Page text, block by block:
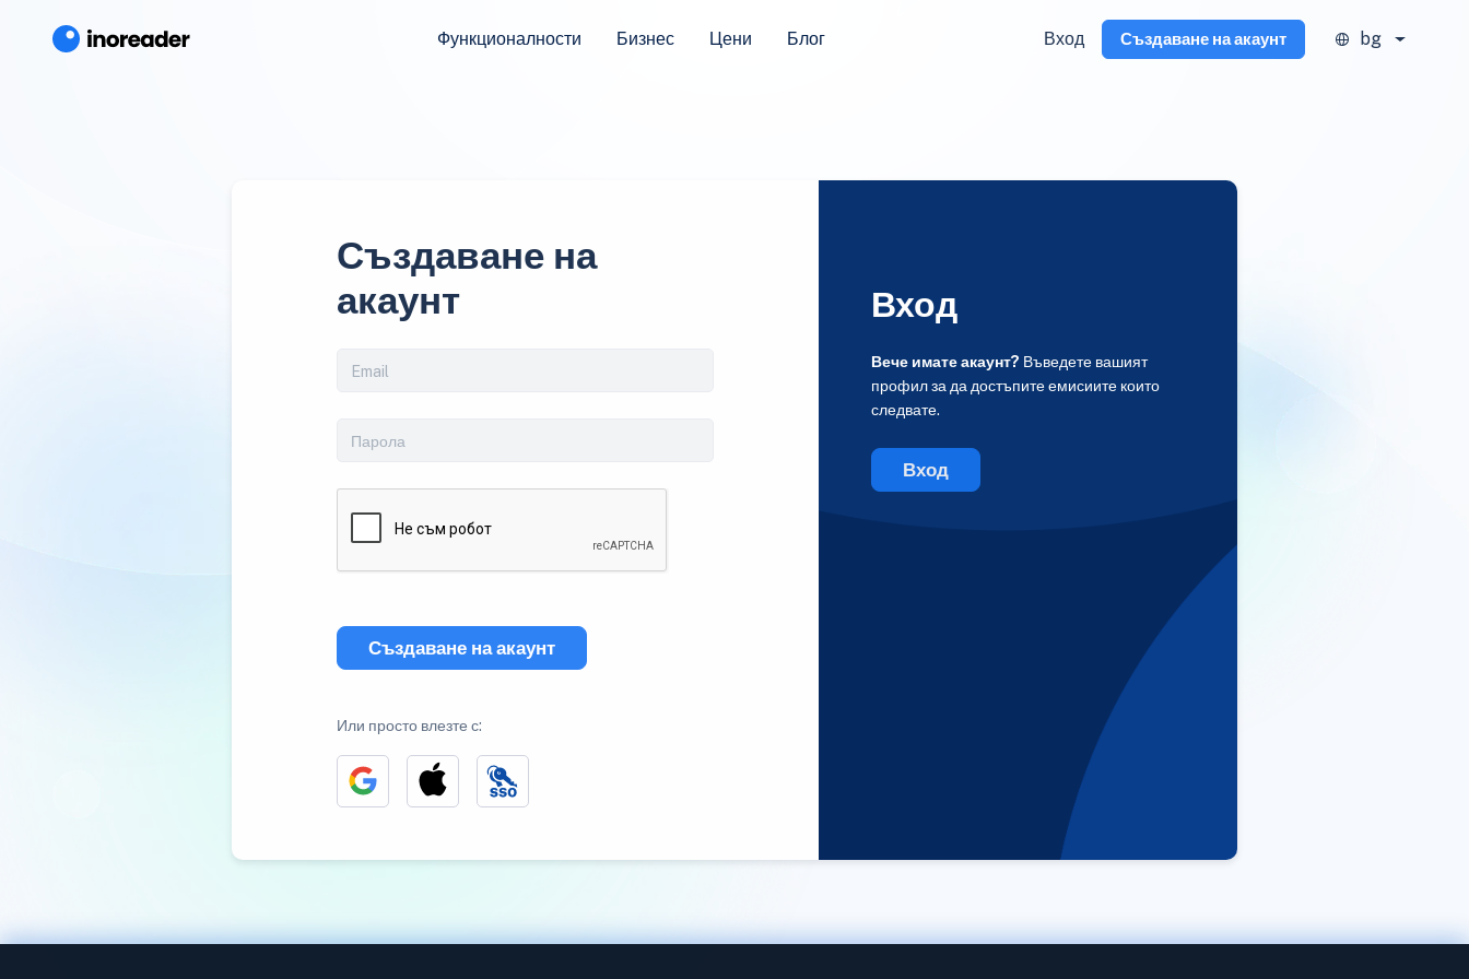
Функционалности Бизнес Цени Блог Вход Създаване на акаунт bg
Създаване на
акаунт
Създаване на акаунт
Или просто влезте с:
Вход
Вече имате акаунт? Въведете вашият
профил за да достъпите емисиите които
следвате.
Вход